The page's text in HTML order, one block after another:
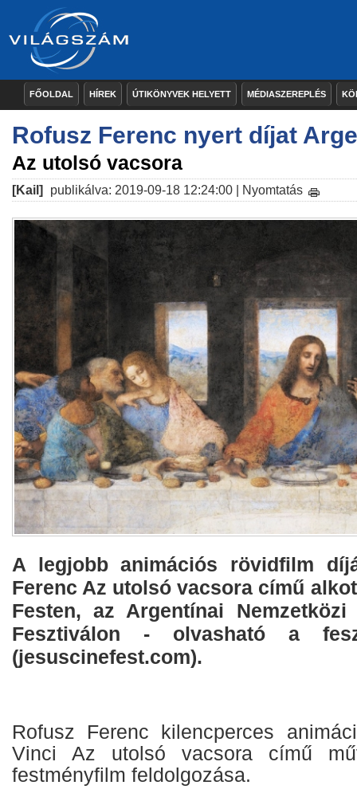
FŐOLDAL HÍREK ÚTIKÖNYVEK HELYETT MÉDIASZEREPLÉS
Rofusz Ferenc nyert díjat
Az utolsó vacsora
[Kail] publikálva: 2019-09-18 12:24:00 | Nyomtatás
A legjobb animációs rövidfilm
Ferenc Az utolsó vacsora című
Festen, az Argentínai
Fesztiválon - olvasható a
(jesuscinefest.com).
Rofusz Ferenc kilencperces
Vinci Az utolsó vacsora című
festményfilm feldolgozása.